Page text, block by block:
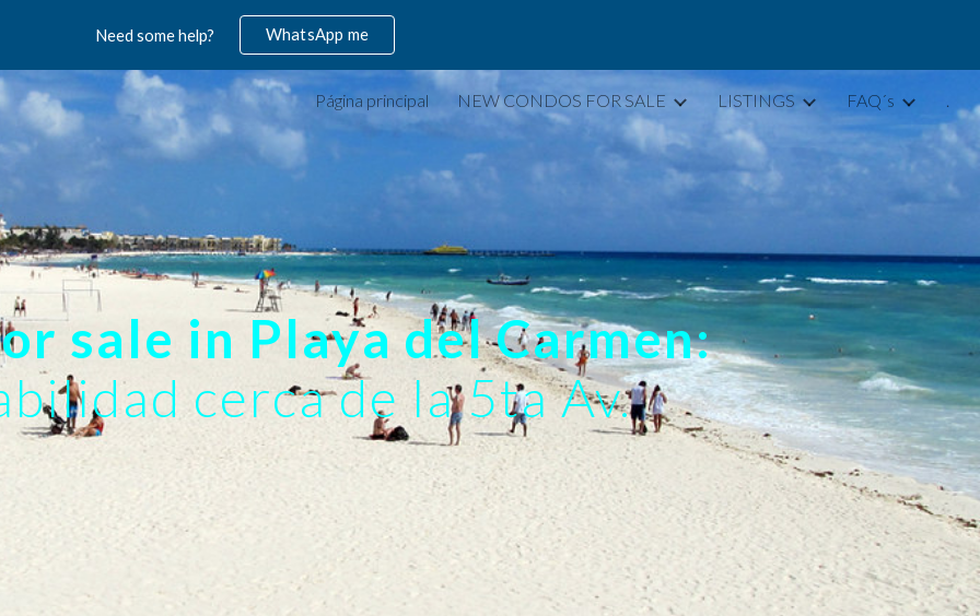
to main contentNeed some help? WhatsApp me
Página principal NEW CONDOS FOR SALE LISTINGS FAQ´s .
sale in Playa del Carmen:
cerca de la 5ta Av.